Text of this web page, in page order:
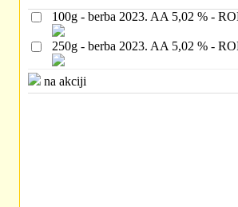
100g - berba 2023. AA 5,02 % -
250g - berba 2023. AA 5,02 % -
na akciji